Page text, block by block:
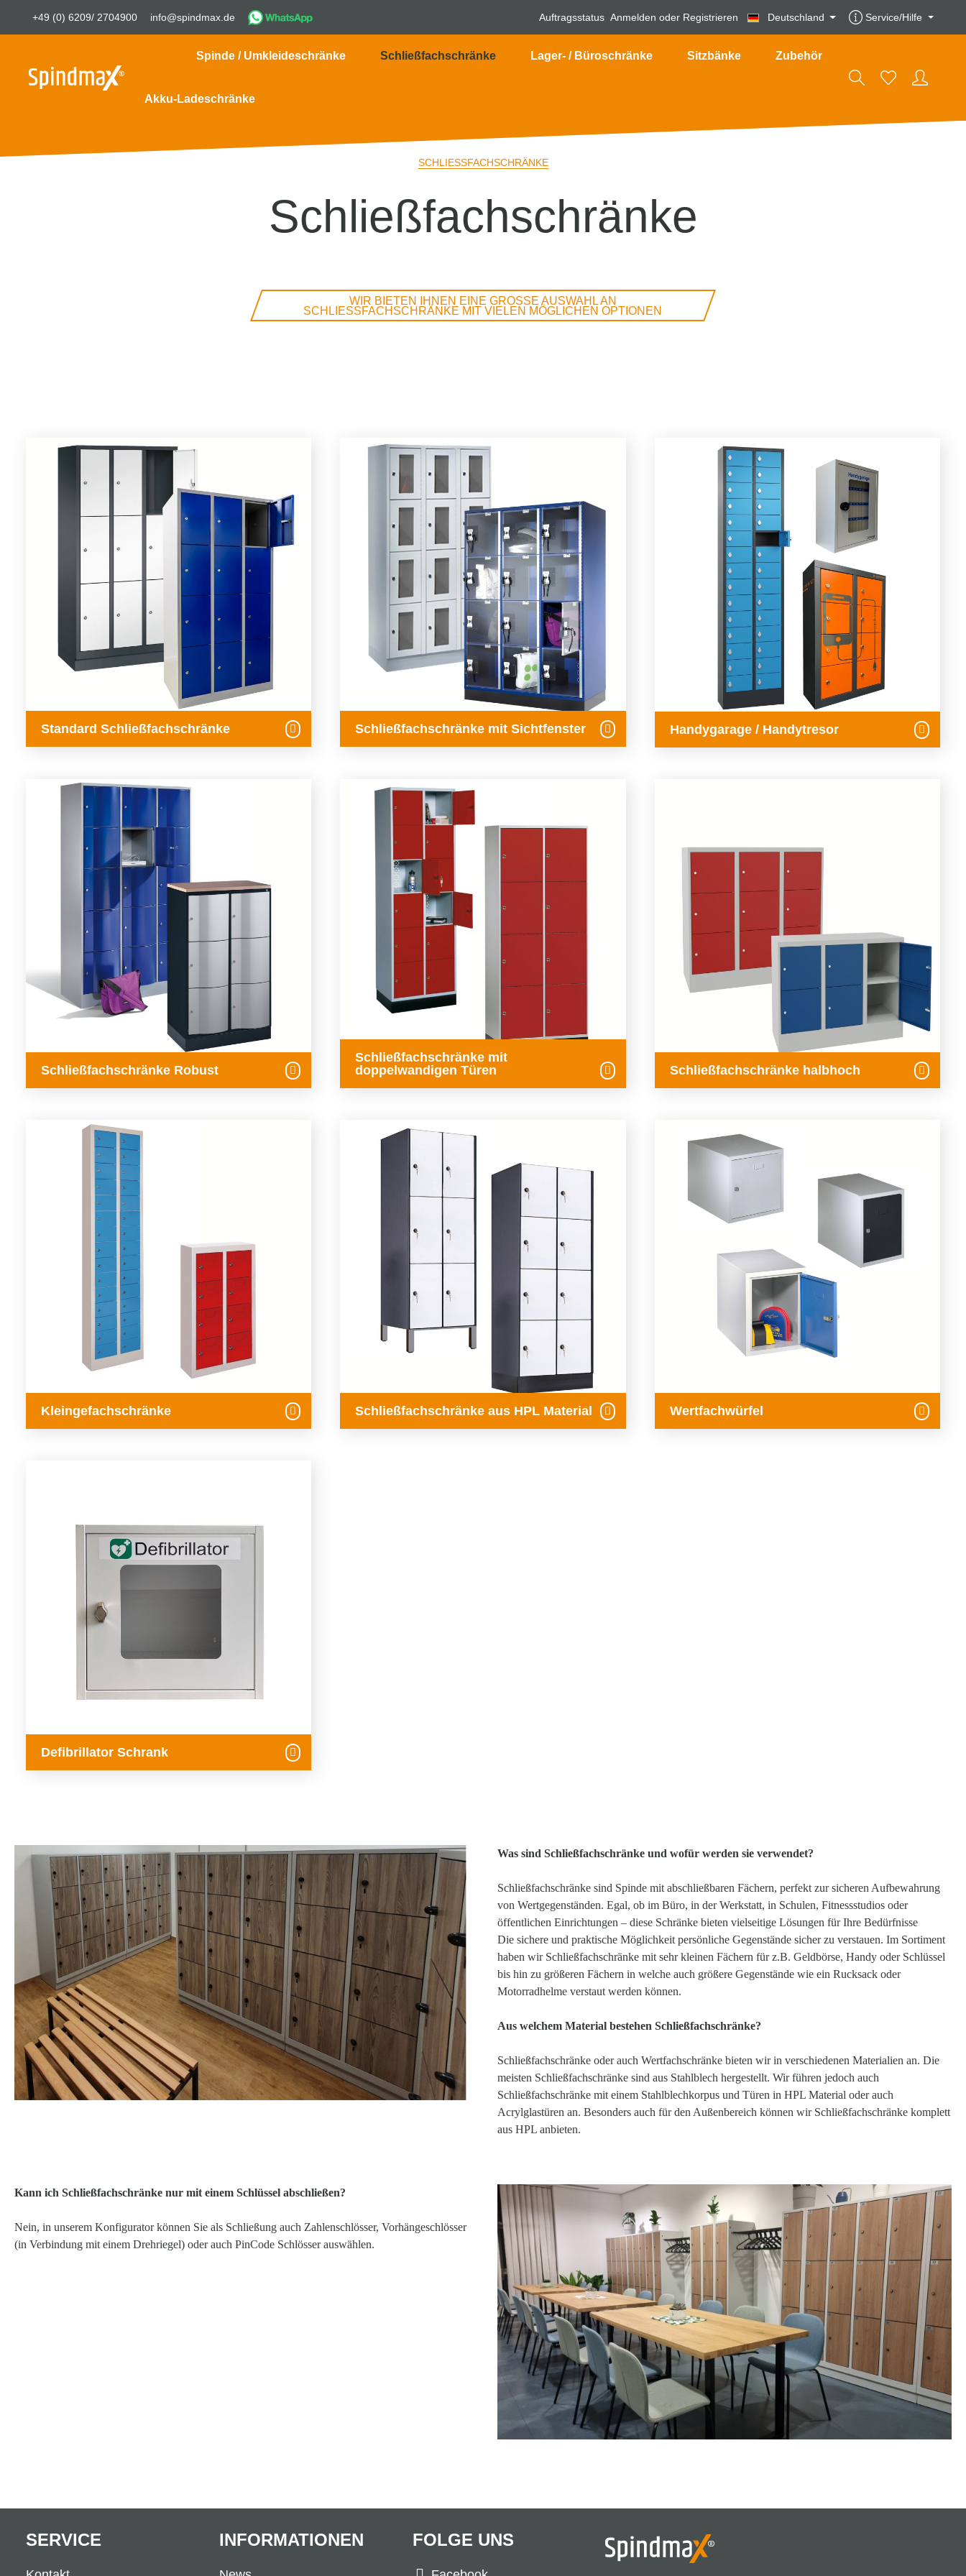
+49 (0) 6209/ 2704900 info@spindmax.de Auftragsstatus Anmelden oder Registrieren Deutschland Service/Hilfe
Spinde / Umkleideschränke Schließfachschränke Lager- / Büroschränke Sitzbänke Zubehör
Akku-Ladeschränke
SCHLIESSFACHSCHRÄNKE
Schließfachschränke
WIR BIETEN IHNEN EINE GROSSE AUSWAHL AN
SCHLIESSFACHSCHRÄNKE MIT VIELEN MÖGLICHEN OPTIONEN
Standard Schließfachschränke Schließfachschränke mit Sichtfenster Handygarage / Handytresor
Schließfachschränke Robust
Schließfachschränke mit
doppelwandigen Türen
Schließfachschränke halbhoch
Kleingefachschränke Schließfachschränke aus HPL Material Wertfachwürfel
Defibrillator Schrank
Was sind Schließfachschränke und wofür werden sie verwendet?
Schließfachschränke sind Spinde mit abschließbaren Fächern, perfekt zur sicheren Aufbewahrung
von Wertgegenständen. Egal, ob im Büro, in der Werkstatt, in Schulen, Fitnessstudios oder
öffentlichen Einrichtungen – diese Schränke bieten vielseitige Lösungen für Ihre Bedürfnisse
Die sichere und praktische Möglichkeit persönliche Gegenstände sicher zu verstauen. Im Sortiment
haben wir Schließfachschränke mit sehr kleinen Fächern für z.B. Geldbörse, Handy oder Schlüssel
bis hin zu größeren Fächern in welche auch größere Gegenstände wie ein Rucksack oder
Motorradhelme verstaut werden können.
Aus welchem Material bestehen Schließfachschränke?
Schließfachschränke oder auch Wertfachschränke bieten wir in verschiedenen Materialien an. Die
meisten Schließfachschränke sind aus Stahlblech hergestellt. Wir führen jedoch auch
Schließfachschränke mit einem Stahlblechkorpus und Türen in HPL Material oder auch
Acrylglastüren an. Besonders auch für den Außenbereich können wir Schließfachschränke komplett
aus HPL anbieten.
Kann ich Schließfachschränke nur mit einem Schlüssel abschließen?
Nein, in unserem Konfigurator können Sie als Schließung auch Zahlenschlösser, Vorhängeschlösser
(in Verbindung mit einem Drehriegel) oder auch PinCode Schlösser auswählen.
FOLGE UNS
SERVICE INFORMATIONEN